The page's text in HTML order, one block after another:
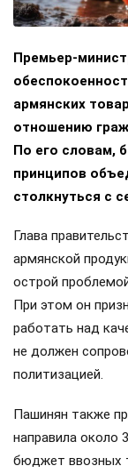
Премьер-
армянских
отношению
По его словам,
принципов
столкнуться с
Глава
армянской
острой
При этом он
работать над
не должен
политизацией.
Пашинян также
направила около
бюджет ввозных